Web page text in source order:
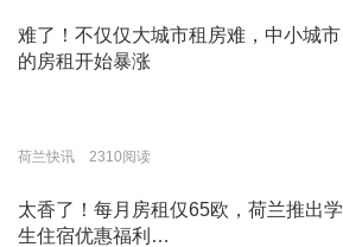
难了！不仅仅大城市租房难，中小城市
的房租开始暴涨
荷兰快讯 2310阅读
太香了！每月房租仅65欧，荷兰推出学
生住宿优惠福利…